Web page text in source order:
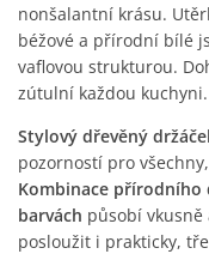
nonšalantní krásu.
béžové a přírodní bílé
vaflovou strukturou.
zútulní každou kuchyni.
Stylový dřevěný
pozorností pro
Kombinace přírodního
barvách působí
posloužit i prakticky,